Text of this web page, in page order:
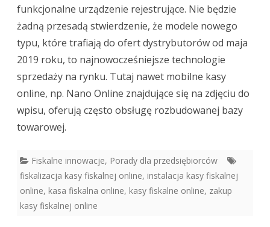
funkcjonalne urządzenie rejestrujące. Nie będzie
żadną przesadą stwierdzenie, że modele nowego
typu, które trafiają do ofert dystrybutorów od maja
2019 roku, to najnowocześniejsze technologie
sprzedaży na rynku. Tutaj nawet mobilne kasy
online, np. Nano Online znajdujące się na zdjęciu do
wpisu, oferują często obsługę rozbudowanej bazy
towarowej.
Fiskalne innowacje, Porady dla przedsiębiorców
fiskalizacja kasy fiskalnej online, instalacja kasy fiskalnej
online, kasa fiskalna online, kasy fiskalne online, zakup
kasy fiskalnej online